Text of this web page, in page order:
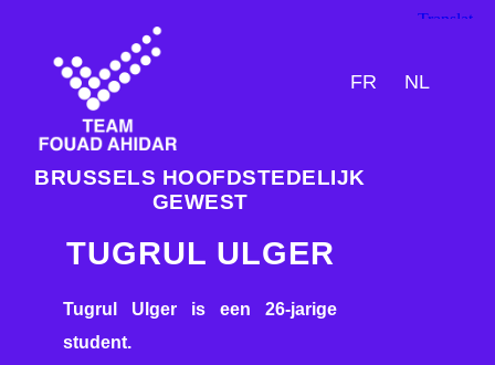
FR NL
BRUSSELS HOOFDSTEDELIJK
GEWEST
TUGRUL ULGER
Tugrul Ulger is een 26-jarige
student.